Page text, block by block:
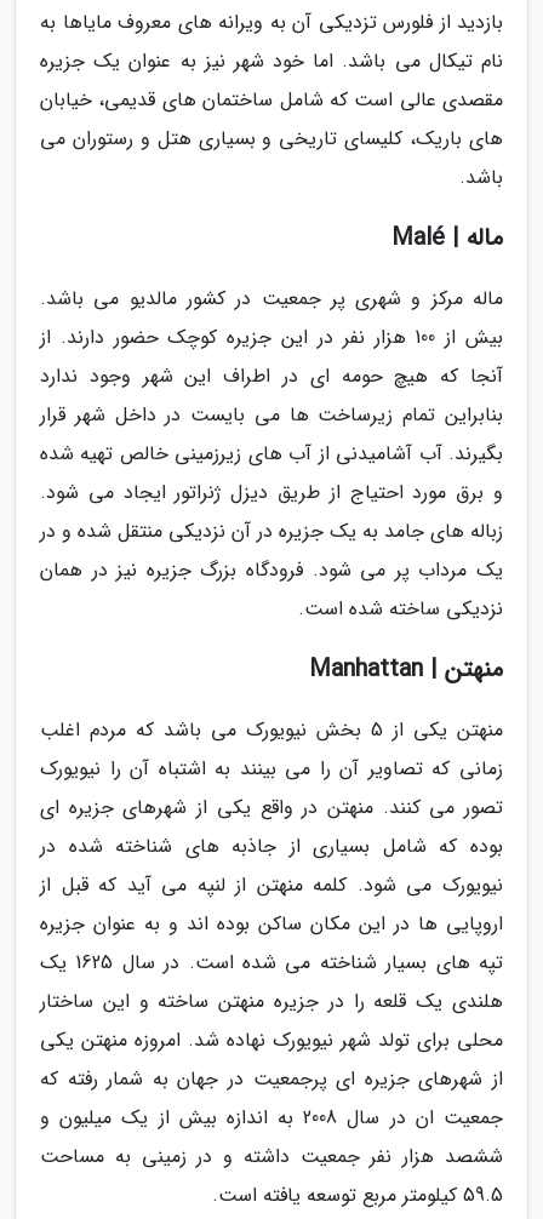
بازدید از فلورس تزدیکی آن به ویرانه های معروف مایاها به
نام تیکال می باشد. اما خود شهر نیز به عنوان یک جزیره
مقصدی عالی است که شامل ساختمان های قدیمی، خیابان
های باریک، کلیسای تاریخی و بسیاری هتل و رستوران می
باشد.
ماله | Malé
ماله مرکز و شهری پر جمعیت در کشور مالدیو می باشد.
بیش از 100 هزار نفر در این جزیره کوچک حضور دارند. از
آنجا که هیچ حومه ای در اطراف این شهر وجود ندارد
بنابراین تمام زیرساخت ها می بایست در داخل شهر قرار
بگیرند. آب آشامیدنی از آب های زیرزمینی خالص تهیه شده
و برق مورد احتیاج از طریق دیزل ژنراتور ایجاد می شود.
زباله های جامد به یک جزیره در آن نزدیکی منتقل شده و در
یک مرداب پر می شود. فرودگاه بزرگ جزیره نیز در همان
نزدیکی ساخته شده است.
منهتن | Manhattan
منهتن یکی از 5 بخش نیویورک می باشد که مردم اغلب
زمانی که تصاویر آن را می بینند به اشتباه آن را نیویورک
تصور می کنند. منهتن در واقع یکی از شهرهای جزیره ای
بوده که شامل بسیاری از جاذبه های شناخته شده در
نیویورک می شود. کلمه منهتن از لنپه می آید که قبل از
اروپایی ها در این مکان ساکن بوده اند و به عنوان جزیره
تپه های بسیار شناخته می شده است. در سال 1625 یک
هلندی یک قلعه را در جزیره منهتن ساخته و این ساختار
محلی برای تولد شهر نیویورک نهاده شد. امروزه منهتن یکی
از شهرهای جزیره ای پرجمعیت در جهان به شمار رفته که
جمعیت ان در سال 2008 به اندازه بیش از یک میلیون و
ششصد هزار نفر جمعیت داشته و در زمینی به مساحت
59.5 کیلومتر مربع توسعه یافته است.